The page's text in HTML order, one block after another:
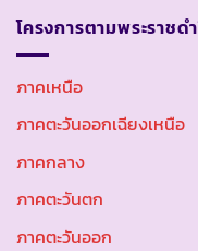
โครงการตามพระราชด
ภาคเหนือ
ภาคตะวันออกเฉียงเหนือ
ภาคกลาง
ภาคตะวันตก
ภาคตะวันออก